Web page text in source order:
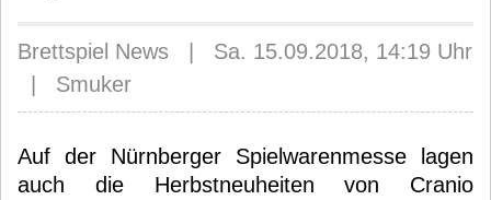
Brettspiel News | Sa. 15.09.2018, 14:19 Uhr
| Smuker
Auf der Nürnberger Spielwarenmesse lagen
auch die Herbstneuheiten von Cranio